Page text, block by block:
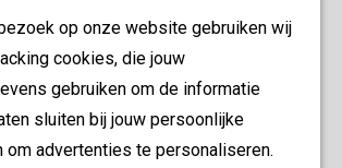
op onze website gebruiken wij
cookies, die jouw
gebruiken om de informatie
sluiten bij jouw persoonlijke
om advertenties te personaliseren.
de accommodatie